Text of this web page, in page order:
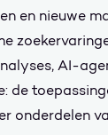
en nieuwe
AI-
de
onderdelen